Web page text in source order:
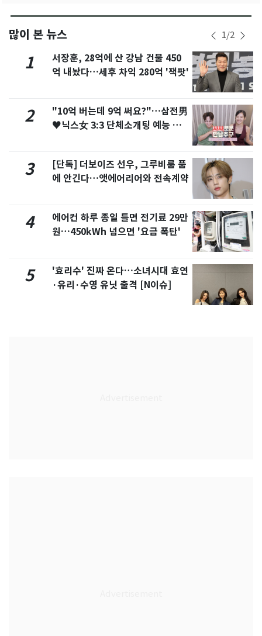
많이 본 뉴스 1/2
1
서장훈, 28억에 산 강남 건물 450
억 내놨다…세후 차익 280억 '잭팟'
2
"10억 버는데 9억 써요?"…삼전男
♥닉스女 3:3 단체소개팅 예능 화
3
[단독] 더보이즈 선우, 그루비룸 품
에 안긴다…앳에어리어와 전속계약
4
에어컨 하루 종일 틀면 전기료 29만
원…450kWh 넘으면 '요금 폭탄'
5
'효리수' 진짜 온다…소녀시대 효연
·유리·수영 유닛 출격 [N이슈]